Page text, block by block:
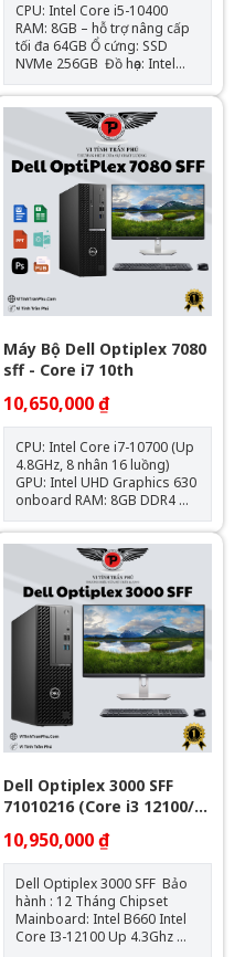
CPU: Intel Core i5-10400
RAM: 8GB – hỗ trợ nâng cấp
tối đa 64GB Ổ cứng: SSD
NVMe 256GB Đồ họa: Intel
UHD Graphics 630 (onboard)
Mainboard: Dell OEM –
Chipset H470 Cổng kết nối:
HDMI, VGA, 4x USB 3.0, 4x
USB 2.0, LAN Gigabit, Audio
combo Nguồn: Công suất
Gồm
Máy Bộ Dell Optiplex 7080
sff - Core i7 10th
10,650,000 ₫
CPU: Intel Core i7-10700 (Up
4.8GHz, 8 nhân 16 luồng)
GPU: Intel UHD Graphics 630
onboard RAM: 8GB DDR4
SSD: 256GB M.2 NVMe Hệ
điều hành: Chưa Bao Gồm
Dell Optiplex 3000 SFF
71010216 (Core i3 12100/
Intel B660/ 8GB/ 256GB
SSD/ Intel UHD Graphics
730/ Ubuntu)
10,950,000 ₫
Dell Optiplex 3000 SFF Bảo
hành : 12 Tháng Chipset
Mainboard: Intel B660 Intel
Core I3-12100 Up 4.3Ghz